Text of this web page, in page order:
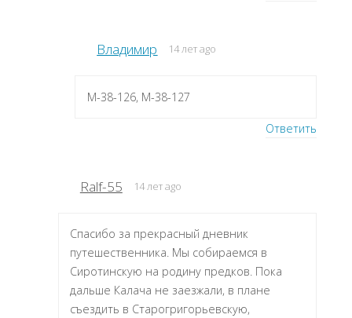
Владимир 14 лет ago
M-38-126, M-38-127
Ответить
Ralf-55 14 лет ago
Спасибо за прекрасный дневник
путешественника. Мы собираемся в
Сиротинскую на родину предков. Пока
дальше Калача не заезжали, в плане
съездить в Старогригорьевскую,